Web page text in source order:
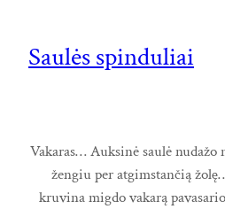
Saulės spinduliai
Vakaras… Auksinė saulė
žengiu per atgimstančią
kruvina migdo vakarą